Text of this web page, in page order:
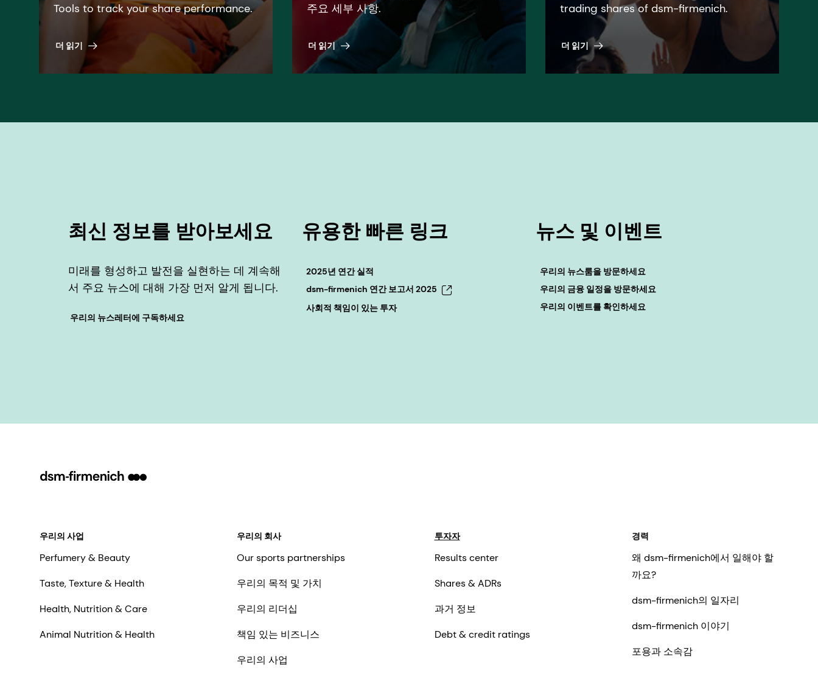
Tools to track your share performance.
더 읽기
주요 세부 사항.
더 읽기
trading shares of dsm-firmenich.
더 읽기
최신 정보를 받아보세요
미래를 형성하고 발전을 실현하는 데 계속해
서 주요 뉴스에 대해 가장 먼저 알게 됩니다.
우리의 뉴스레터에 구독하세요
유용한 빠른 링크
2025년 연간 실적
dsm-firmenich 연간 보고서 2025
사회적 책임이 있는 투자
뉴스 및 이벤트
우리의 뉴스룸을 방문하세요
우리의 금융 일정을 방문하세요
우리의 이벤트를 확인하세요
우리의 사업
Perfumery & Beauty
Taste, Texture & Health
Health, Nutrition & Care
Animal Nutrition & Health
우리의 회사
Our sports partnerships
우리의 목적 및 가치
우리의 리더십
책임 있는 비즈니스
우리의 사업
투자자
Results center
Shares & ADRs
과거 정보
Debt & credit ratings
경력
왜 dsm-firmenich에서 일해야 할
까요?
dsm-firmenich의 일자리
dsm-firmenich 이야기
포용과 소속감